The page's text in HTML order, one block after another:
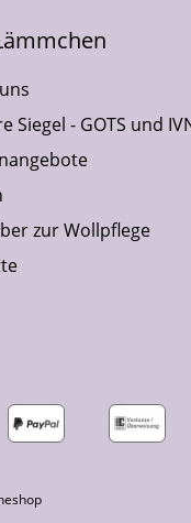
Siegel - GOTS und
zur Wollpflege